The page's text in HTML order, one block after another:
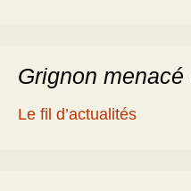
Grignon menacé
Le fil d’actualités